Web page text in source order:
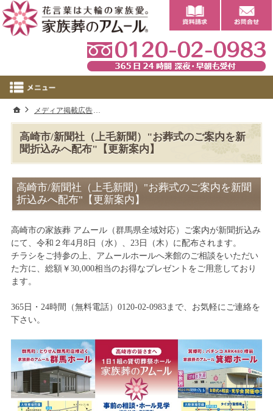
高崎市/新聞社（上毛新聞）"お葬式のご案内を新
聞折込みへ配布"【更新案内】
高崎市/新聞社（上毛新聞）"お葬式のご案内を新聞
折込みへ配布"【更新案内】
高崎市の家族葬 アムール（群馬県全域対応）ご案内が新聞折込み
にて、令和２年4月8日（水）、23日（木）に配布されます。
チラシをご持参の上、アムールホールへ来館のご相談をいただい
た方に、総額￥30,000相当のお得なプレゼントをご用意しており
ます。
365日・24時間（無料電話）0120-02-0983まで、お気軽にご連絡を
下さい。
ホーム
メディア掲載広告